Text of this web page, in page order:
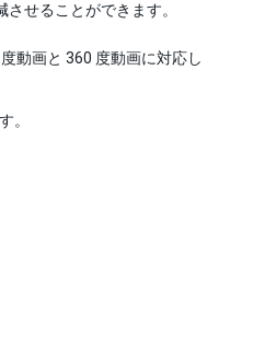
せることができます。
動画と 360 度動画に対応し
。